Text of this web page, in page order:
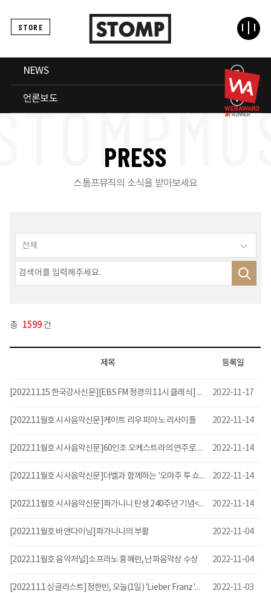
STORE
NEWS
언론보도
PRESS
스톰프뮤직의 소식을 받아보세요
총 1599건
제목 등록일
[2022.11.15 한국강사신문][EBS FM 정경의 11시 클래식] 지적인 소리의 연주자, 피아니스트 정한빈 출연 2022-11-17
[2022.11월호 시사음악신문]케이트 리우 피아노 리사이틀 2022-11-14
[2022.11월호 시사음악신문]60인조 오케스트라의 연주로 다채롭게 즐길 수 있는 특별한 공연! <지브리 페스티벌> 2022-11-14
[2022.11월호 시사음악신문]더벨과 함께하는 '오마주 투 쇼팽' 2022-11-14
[2022.11월호 시사음악신문]파가니니 탄생 240주년 기념<리스트와 쇼팽이 추억하는 파가니니> 2022-11-14
[2022.11월호 바앤다이닝]파가니니의 부활 2022-11-04
[2022.11월호 음악저널]소프라노 홍혜란, 난파음악상 수상 2022-11-04
[2022.11.1 싱글리스트]정한빈, 오늘(1일) 'Lieber Franz'발매...슈베르트·리스트 작품 담아 2022-11-03